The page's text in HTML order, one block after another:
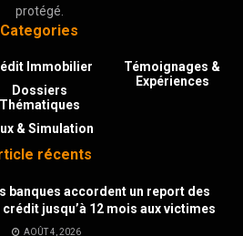
protégé.
Categories
Immobilier
Dossiers
Thématiques
& Simulation
Témoignages &
Expériences
récents
banques accordent un report des
jusqu’à 12 mois aux victimes
AOÛT 4, 2026